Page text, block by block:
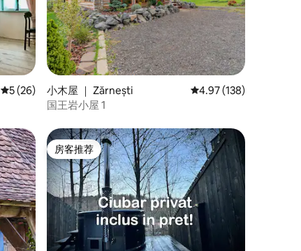
平均评分 5 分（满分 5 分），共 26 条评价
5 (26)
小木屋 ｜ Zărnești 平均评分 4.97 分（满
4.97 (138)
国王岩小屋 1
房客推荐
房客推荐